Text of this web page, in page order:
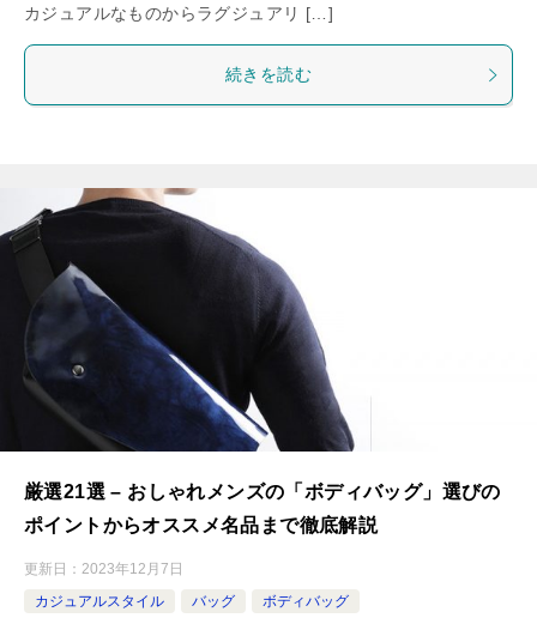
カジュアルなものからラグジュアリ […]
続きを読む
厳選21選 – おしゃれメンズの「ボディバッグ」選びの
ポイントからオススメ名品まで徹底解説
更新日： 2023年12月7日
カジュアルスタイル
バッグ ボディバッグ